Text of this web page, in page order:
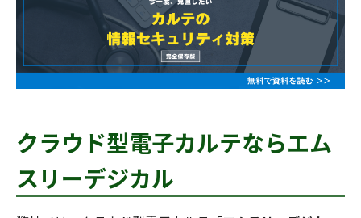
クラウド型電子カルテならエム
スリーデジカル